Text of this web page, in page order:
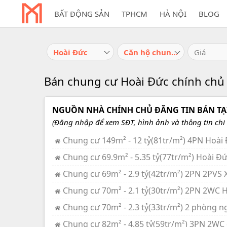
BẤT ĐỘNG SẢN TPHCM HÀ NỘI BLOG
Hoài Đức Căn hộ chung cư Giá
Bán chung cư Hoài Đức chính
NGUỒN NHÀ CHÍNH CHỦ ĐĂNG TIN BÁN
(Đăng nhập để xem SĐT, hình ảnh và thông tin chi
Chung cư 149m² - 12 tỷ(81tr/m²) 4PN
Chung cư 69.9m² - 5.35 tỷ(77tr/m²) Hoài
Chung cư 69m² - 2.9 tỷ(42tr/m²) 2PN
Chung cư 70m² - 2.1 tỷ(30tr/m²) 2PN
Chung cư 70m² - 2.3 tỷ(33tr/m²) 2 phòng
Chung cư 82m² - 4.85 tỷ(59tr/m²) 3PN